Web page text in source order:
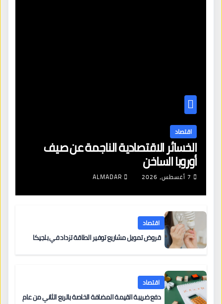
اقتصاد
الخسائر الاقتصادية الناجمة عن صيف
أوروبا الساخن
7 أغسطس، 2026 ALMADAR
اقتصاد
قروض تمويل مشاريع توفير الطاقة تزداد في بلجيكا
اقتصاد
دفع ضريبة القيمة المضافة الخاصة بالربع الثاني من عام